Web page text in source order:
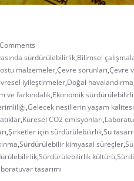
sürdürülebilirlik,Bilimsel
malzemeler,Çevre sorunları,Çevre
iyileştirmeler,Doğal havalandırma
ve farkındalık,Ekonomik
,Gelecek nesillerin yaşam kalitesi
,Küresel CO2 emisyonları,
,Şirketler için sürdürülebilirlik,Su
,Sürdürülebilir kimyasal süreçler,
,Sürdürülebilirlik kültürü,
tasarımı